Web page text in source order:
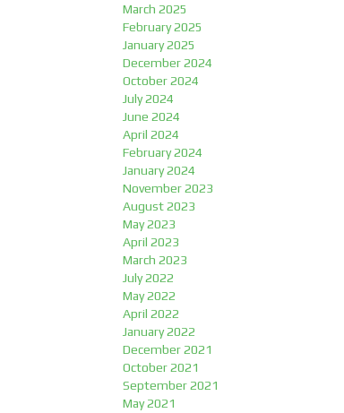
March 2025
February 2025
January 2025
December 2024
October 2024
July 2024
June 2024
April 2024
February 2024
January 2024
November 2023
August 2023
May 2023
April 2023
March 2023
July 2022
May 2022
April 2022
January 2022
December 2021
October 2021
September 2021
May 2021